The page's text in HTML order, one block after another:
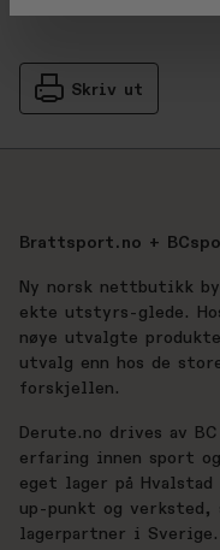
Skriv ut
Brattsport.no +
Ny norsk nettbutikk
ekte utstyrs-glede.
nøye utvalgte
utvalg enn hos de
forskjellen.
Derute.no drives av
erfaring innen sport
eget lager på
up-punkt og verksted,
lagerpartner i Sverige.